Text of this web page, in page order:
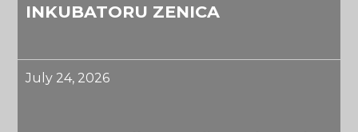
INKUBATORU ZENICA
July 24, 2026